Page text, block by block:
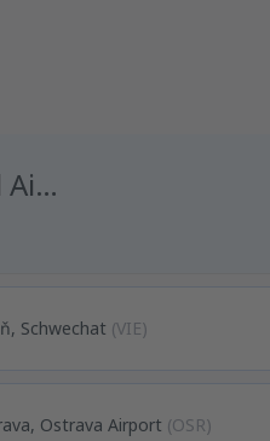
Burgas Burgas Intl Airport
Schwechat (VIE)
Ostrava Airport (OSR)